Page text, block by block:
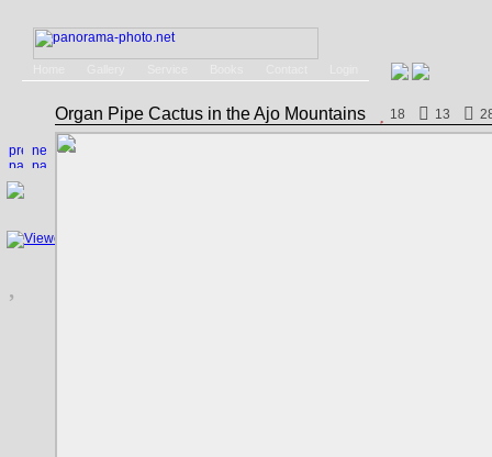
Organ Pipe Cactus in the Ajo Mountains 18 13